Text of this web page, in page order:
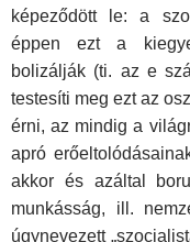
képeződött le: a
éppen ezt a
bolizálják (ti. az e
testesíti meg ezt az
érni, az mindig a
apró
akkor és azáltal
munkásság, ill.
úgynevezett